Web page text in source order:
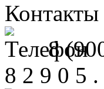
Контакты
8
8 2 9 0 5